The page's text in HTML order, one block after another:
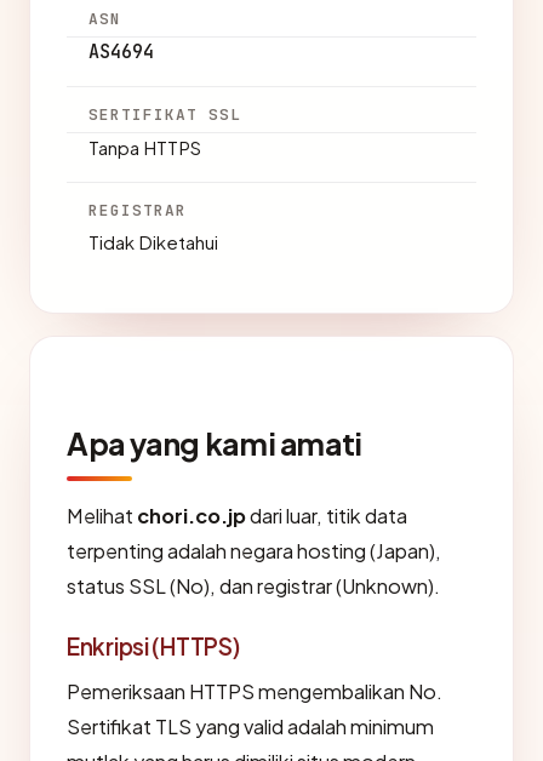
ASN
AS4694
SERTIFIKAT SSL
Tanpa HTTPS
REGISTRAR
Tidak Diketahui
Apa yang kami amati
Melihat chori.co.jpdari luar, titik data
terpenting adalah negara hosting (Japan),
status SSL (No), dan registrar (Unknown).
Enkripsi (HTTPS)
Pemeriksaan HTTPS mengembalikan No.
Sertifikat TLS yang valid adalah minimum